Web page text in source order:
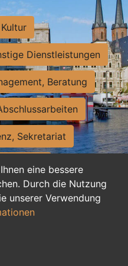
eine bessere
Durch die Nutzung
unserer Verwendung
Dienstleistungen
Beratung
Sekretariat
Ausbildung